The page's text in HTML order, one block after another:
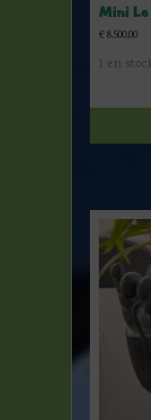
Mini
€8.500,00
1 en